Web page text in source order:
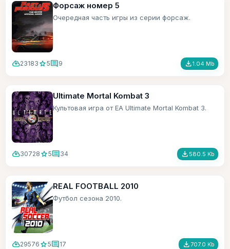
Форсаж номер 5
Очередная часть игры из серии форсаж.
cloud_download23183 star5comment9 file_download1.04 Mb
Ultimate Mortal Kombat 3
Культовая игра от ЕА Ultimate Mortal Kombat 3.
cloud_download30728 star5comment34 file_download 580.5 Kb
REAL FOOTBALL 2010
Футбол сезона 2010.
cloud_download29576 star5comment17 file_download707.0 Kb